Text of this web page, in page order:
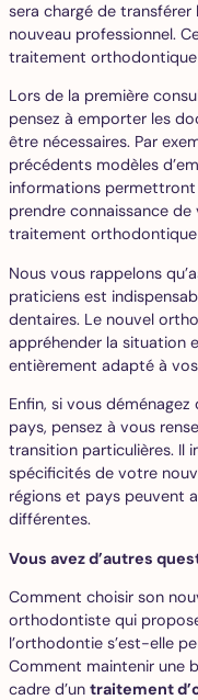
sera chargé de
nouveau professionnel.
traitement
Lors de la première
pensez à emporter les
être nécessaires. Par
précédents modèles
informations
prendre connaissance
traitement
Nous vous rappelons
praticiens est
dentaires. Le nouvel
appréhender la situation
entièrement adapté à
Enfin, si vous
pays, pensez à vous
transition particulières. Il
spécificités de votre
régions et pays peuvent
différentes.
Vous avez d’autres
Comment choisir son
orthodontiste qui
l’orthodontie s’est-elle
Comment maintenir une
cadre d’un traitement